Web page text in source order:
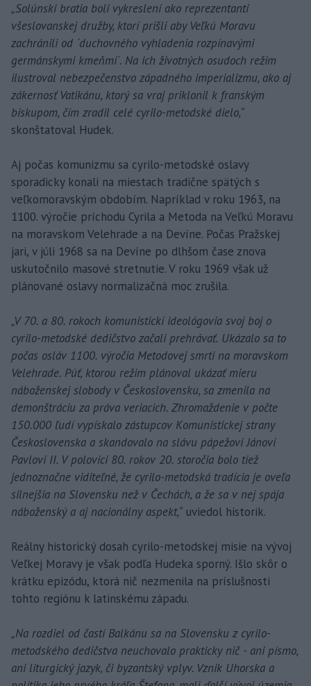
„Solúnski bratia boli vykreslení ako reprezentanti
všeslovanskej družby, ktorí prišli aby Veľkú Moravu
zachránili od ´duchovného vyhladenia rozpínavými
germánskymi kmeňmi´. Na ich životných osudoch režim
ilustroval nebezpečenstvo západného imperializmu, ako aj
zákernosť Vatikánu, ktorý sa vraj priklonil k franským
biskupom, čím zradil celé cyrilo-metodské dielo,“
skonštatoval Hudek.
Aj počas komunizmu sa cyrilo-metodské oslavy
sporadicky konali na miestach tradične spätých s
veľkomoravským obdobím. Napríklad v roku 1963, na
1100. výročie príchodu Cyrila a Metoda na Veľkú Moravu
na moravskom Velehrade a na Devíne. Počas Pražskej
jari, v júli 1968 sa na Devíne po dlhšom čase znova
uskutočnilo masové stretnutie. V roku 1969 však už
plánované oslavy normalizačná moc zrušila.
„V 70. a 80. rokoch komunistickí ideológovia svoj boj o
cyrilo-metodské dedičstvo začali prehrávať. Ukázalo sa to
počas osláv 1100. výročia Metodovej smrti na moravskom
Velehrade. Púť, ktorou režim plánoval ukázať mieru
náboženskej slobody v Československu, sa zmenila na
demonštráciu za práva veriacich. Zhromaždenie v počte
150.000 ľudí vypískalo zástupcov Komunistickej strany
Československa a skandovalo na slávu pápežovi Jánovi
Pavlovi II. V polovici 80. rokov 20. storočia bolo tiež
jednoznačne viditeľné, že cyrilo-metodská tradícia je oveľa
silnejšia na Slovensku než v Čechách, a že sa v nej spája
náboženský a aj nacionálny aspekt,“ uviedol historik.
Reálny historický dosah cyrilo-metodskej misie na vývoj
Veľkej Moravy je však podľa Hudeka sporný. Išlo skôr o
krátku epizódu, ktorá nič nezmenila na príslušnosti
tohto regiónu k latinskému západu.
„Na rozdiel od častí Balkánu sa na Slovensku z cyrilo-
metodského dedičstva neuchovalo prakticky nič - ani písmo,
ani liturgický jazyk, či byzantský vplyv. Vznik Uhorska a